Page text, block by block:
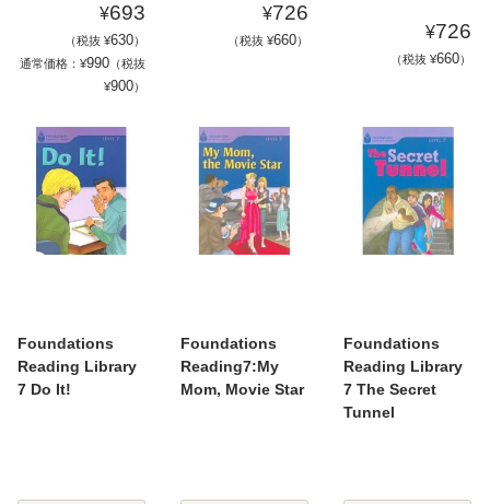
¥693
（税抜 ¥630）
通常価格：¥990（税抜
¥900）
¥726
（税抜 ¥660） ¥726
（税抜 ¥660）
Foundations
Reading Library
7 Do It!
Foundations
Reading7:My
Mom, Movie Star
Foundations
Reading Library
7 The Secret
Tunnel